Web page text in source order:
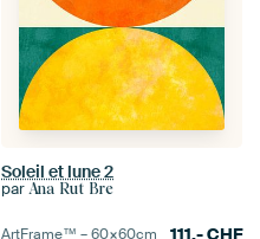
Soleil et lune 2
par Ana Rut Bre
ArtFrame™ –60×60cm 111.-CHF